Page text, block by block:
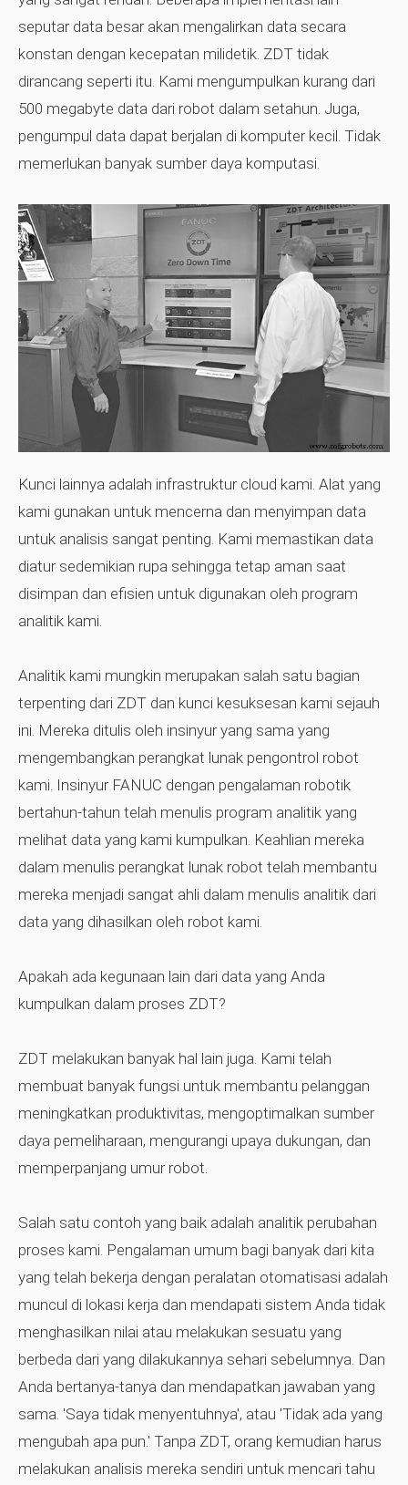
seputar data besar akan mengalirkan data secara
konstan dengan kecepatan milidetik. ZDT tidak
dirancang seperti itu. Kami mengumpulkan kurang dari
500 megabyte data dari robot dalam setahun. Juga,
pengumpul data dapat berjalan di komputer kecil. Tidak
memerlukan banyak sumber daya komputasi.
Kunci lainnya adalah infrastruktur cloud kami. Alat yang
kami gunakan untuk mencerna dan menyimpan data
untuk analisis sangat penting. Kami memastikan data
diatur sedemikian rupa sehingga tetap aman saat
disimpan dan efisien untuk digunakan oleh program
analitik kami.
Analitik kami mungkin merupakan salah satu bagian
terpenting dari ZDT dan kunci kesuksesan kami sejauh
ini. Mereka ditulis oleh insinyur yang sama yang
mengembangkan perangkat lunak pengontrol robot
kami. Insinyur FANUC dengan pengalaman robotik
bertahun-tahun telah menulis program analitik yang
melihat data yang kami kumpulkan. Keahlian mereka
dalam menulis perangkat lunak robot telah membantu
mereka menjadi sangat ahli dalam menulis analitik dari
data yang dihasilkan oleh robot kami.
Apakah ada kegunaan lain dari data yang Anda
kumpulkan dalam proses ZDT?
ZDT melakukan banyak hal lain juga. Kami telah
membuat banyak fungsi untuk membantu pelanggan
meningkatkan produktivitas, mengoptimalkan sumber
daya pemeliharaan, mengurangi upaya dukungan, dan
memperpanjang umur robot.
Salah satu contoh yang baik adalah analitik perubahan
proses kami. Pengalaman umum bagi banyak dari kita
yang telah bekerja dengan peralatan otomatisasi adalah
muncul di lokasi kerja dan mendapati sistem Anda tidak
menghasilkan nilai atau melakukan sesuatu yang
berbeda dari yang dilakukannya sehari sebelumnya. Dan
Anda bertanya-tanya dan mendapatkan jawaban yang
sama. 'Saya tidak menyentuhnya', atau 'Tidak ada yang
mengubah apa pun.' Tanpa ZDT, orang kemudian harus
melakukan analisis mereka sendiri untuk mencari tahu